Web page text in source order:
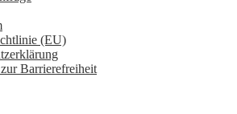
(EU)
Barrierefreiheit